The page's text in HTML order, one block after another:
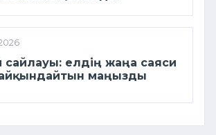
сайлауы: елдің жаңа саяси
маңызды